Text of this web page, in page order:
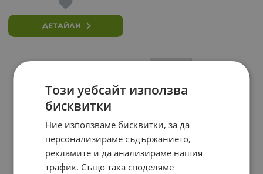
ДЕТАЙЛИ
Този уебсайт използва
бисквитки
Ние използваме бисквитки, за да
персонализираме съдържанието,
рекламите и да анализираме нашия
трафик. Също така споделяме